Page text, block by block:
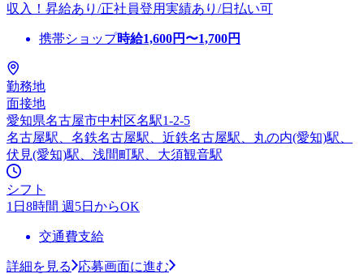
収入！昇給あり/正社員登用実績あり/日払い可
携帯ショップ時給1,600円〜1,700円
勤務地
面接地
愛知県名古屋市中村区名駅1-2-5
名古屋駅、名鉄名古屋駅、近鉄名古屋駅、丸の内(愛知)駅、
伏見(愛知)駅、浅間町駅、大須観音駅
シフト
1日8時間 週5日からOK
交通費支給
詳細を見る
応募画面に進む